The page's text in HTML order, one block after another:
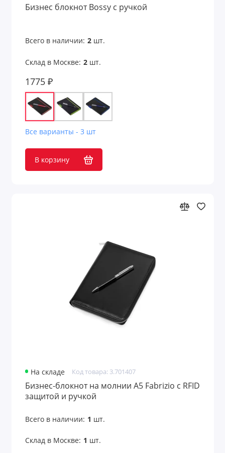
Бизнес блокнот Bossy с ручкой
Всего в наличии: 2шт.
Склад в Москве: 2шт.
1775 ₽
Все варианты - 3 шт
В корзину
На складе Код товара: 3.701407
Бизнес-блокнот на молнии А5 Fabrizio с RFID
защитой и ручкой
Всего в наличии: 1 шт.
Склад в Москве: 1 шт.